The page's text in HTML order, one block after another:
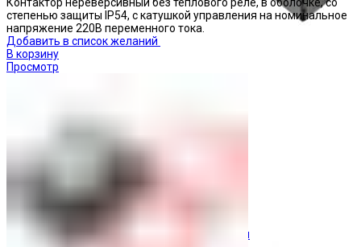
Ограничители перенапряжения
степенью защиты IP54, с катушкой управления на номинальное
напряжение 220В переменного тока.
Добавить в список желаний
В корзину
Просмотр